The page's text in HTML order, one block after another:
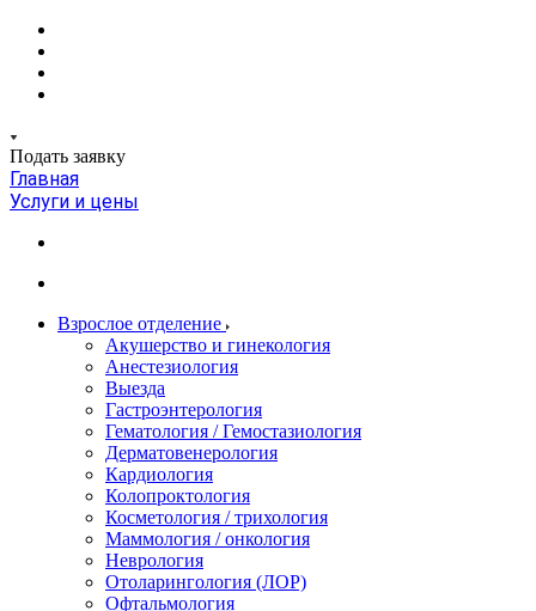
Подать заявку
Главная
Услуги и цены
Взрослое отделение
Акушерство и гинекология
Анестезиология
Выезда
Гастроэнтерология
Гематология / Гемостазиология
Дерматовенерология
Кардиология
Колопроктология
Косметология / трихология
Маммология / онкология
Неврология
Отоларингология (ЛОР)
Офтальмология